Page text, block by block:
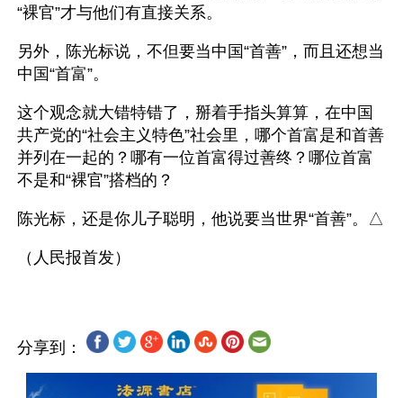
“裸官”才与他们有直接关系。
另外，陈光标说，不但要当中国“首善”，而且还想当
中国“首富”。
这个观念就大错特错了，掰着手指头算算，在中国
共产党的“社会主义特色”社会里，哪个首富是和首善
并列在一起的？哪有一位首富得过善终？哪位首富
不是和“裸官”搭档的？
陈光标，还是你儿子聪明，他说要当世界“首善”。△
分享到：